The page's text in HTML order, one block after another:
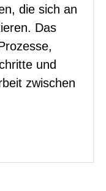
die sich an
Das
und
zwischen